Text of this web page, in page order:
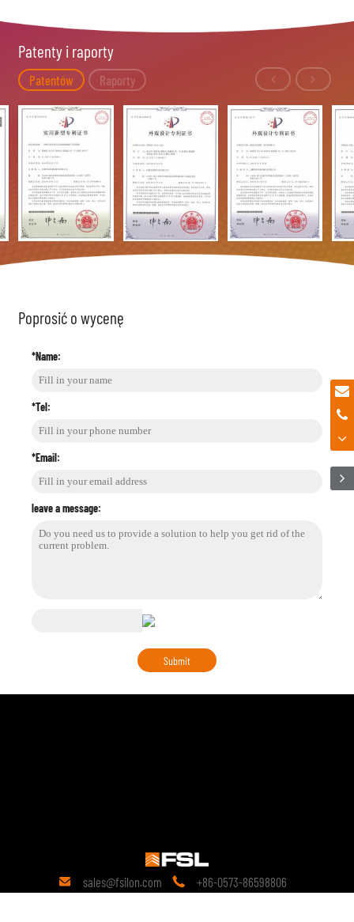
Patenty i raporty
Patentów Raporty
Poprosić o wycenę
*Name:
*Tel:
*Email:
leave a message:
 sales@fsilon.com  +86-0573-86598806